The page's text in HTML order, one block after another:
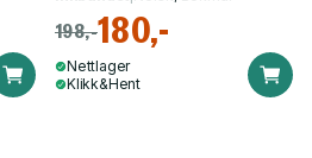
198,-180,-
Nettlager
Klikk&Hent